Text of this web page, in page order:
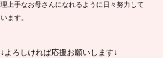
理上手なお母さんになれるように日々努力して
います。
↓よろしければ応援お願いします↓